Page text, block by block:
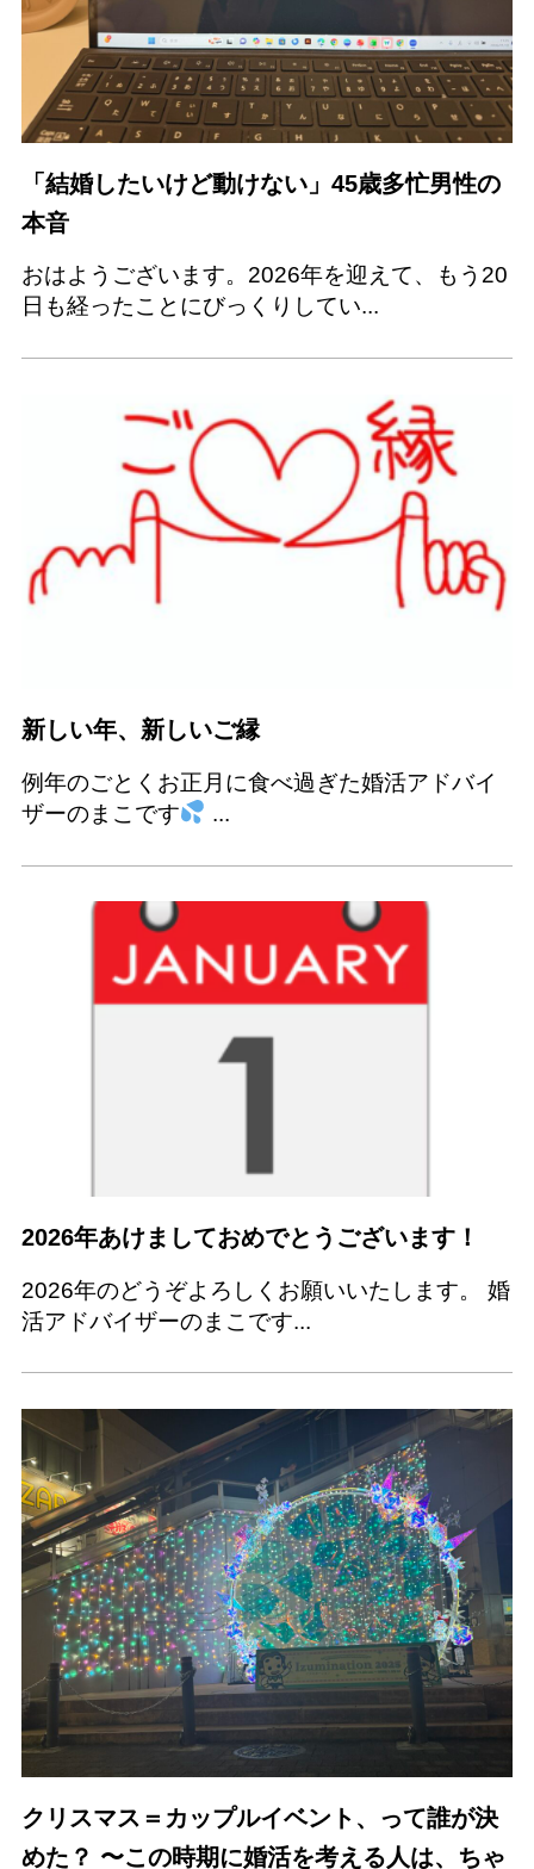
「結婚したいけど動けない」45歳多忙男性の
本音
おはようございます。2026年を迎えて、もう20
日も経ったことにびっくりしてい...
新しい年、新しいご縁
例年のごとくお正月に食べ過ぎた婚活アドバイ
ザーのまこです
...
2026年あけましておめでとうございます！
2026年のどうぞよろしくお願いいたします。 婚
活アドバイザーのまこです...
クリスマス＝カップルイベント、って誰が決
めた？ 〜この時期に婚活を考える人は、ちゃ